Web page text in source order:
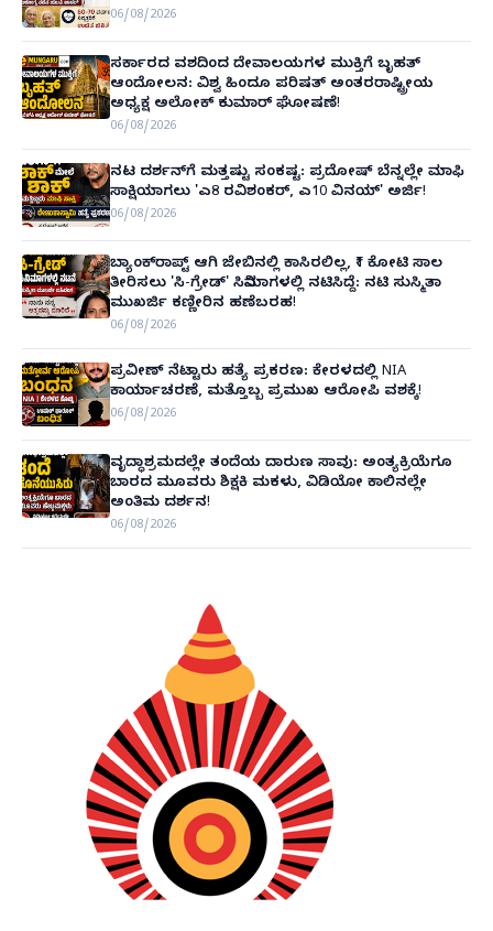
06/08/2026
ಸರ್ಕಾರದ ವಶದಿಂದ ದೇವಾಲಯಗಳ ಮುಕ್ತಿಗೆ ಬೃಹತ್
ಆಂದೋಲನ: ವಿಶ್ವ ಹಿಂದೂ ಪರಿಷತ್ ಅಂತರರಾಷ್ಟ್ರೀಯ
ಅಧ್ಯಕ್ಷ ಅಲೋಕ್ ಕುಮಾರ್ ಘೋಷಣೆ!
06/08/2026
ನಟ ದರ್ಶನ್‌ಗೆ ಮತ್ತಷ್ಟು ಸಂಕಷ್ಟ: ಪ್ರದೋಷ್ ಬೆನ್ನಲ್ಲೇ ಮಾಫಿ
ಸಾಕ್ಷಿಯಾಗಲು 'ಎ8 ರವಿಶಂಕರ್, ಎ10 ವಿನಯ್' ಅರ್ಜಿ!
06/08/2026
ಬ್ಯಾಂಕ್‌ರಾಪ್ಟ್‌ ಆಗಿ ಜೇಬಿನಲ್ಲಿ ಕಾಸಿರಲಿಲ್ಲ, ₹1 ಕೋಟಿ ಸಾಲ
ತೀರಿಸಲು 'ಸಿ-ಗ್ರೇಡ್' ಸಿನಿಮಾಗಳಲ್ಲಿ ನಟಿಸಿದ್ದೆ: ನಟಿ ಸುಸ್ಮಿತಾ
ಮುಖರ್ಜಿ ಕಣ್ಣೀರಿನ ಹಣೆಬರಹ!
06/08/2026
ಪ್ರವೀಣ್ ನೆಟ್ಟಾರು ಹತ್ಯೆ ಪ್ರಕರಣ: ಕೇರಳದಲ್ಲಿ NIA
ಕಾರ್ಯಾಚರಣೆ, ಮತ್ತೊಬ್ಬ ಪ್ರಮುಖ ಆರೋಪಿ ವಶಕ್ಕೆ!
06/08/2026
ವೃದ್ಧಾಶ್ರಮದಲ್ಲೇ ತಂದೆಯ ದಾರುಣ ಸಾವು: ಅಂತ್ಯಕ್ರಿಯೆಗೂ
ಬಾರದ ಮೂವರು ಶಿಕ್ಷಕಿ ಮಕಳು, ವಿಡಿಯೋ ಕಾಲಿನಲ್ಲೇ
ಅಂತಿಮ ದರ್ಶನ!
06/08/2026